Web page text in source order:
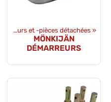
Démarreurs et -pièces détachées ‪»
MÖNKIJÄN
DÉMARREURS